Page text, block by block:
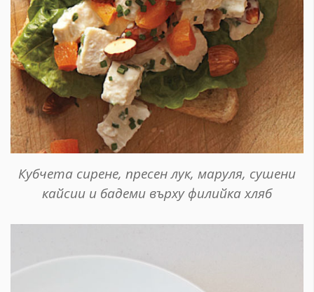
Кубчета сирене, пресен лук, маруля, сушени
кайсии и бадеми върху филийка хляб